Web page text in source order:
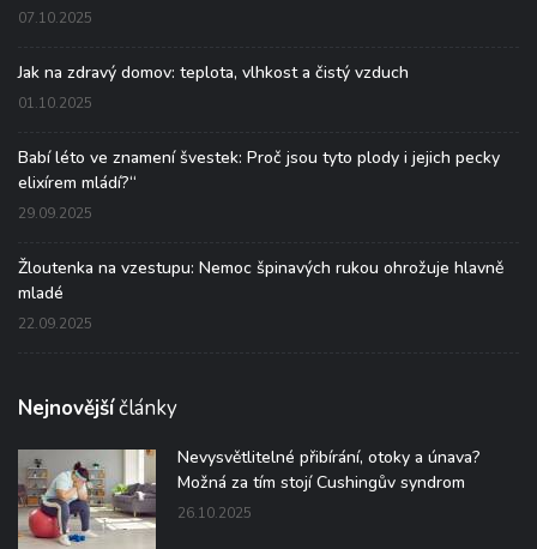
07.10.2025
Jak na zdravý domov: teplota, vlhkost a čistý vzduch
01.10.2025
Babí léto ve znamení švestek: Proč jsou tyto plody i jejich pecky
elixírem mládí?“
29.09.2025
Žloutenka na vzestupu: Nemoc špinavých rukou ohrožuje hlavně
mladé
22.09.2025
Nejnovějšíčlánky
Nevysvětlitelné přibírání, otoky a únava?
Možná za tím stojí Cushingův syndrom
26.10.2025